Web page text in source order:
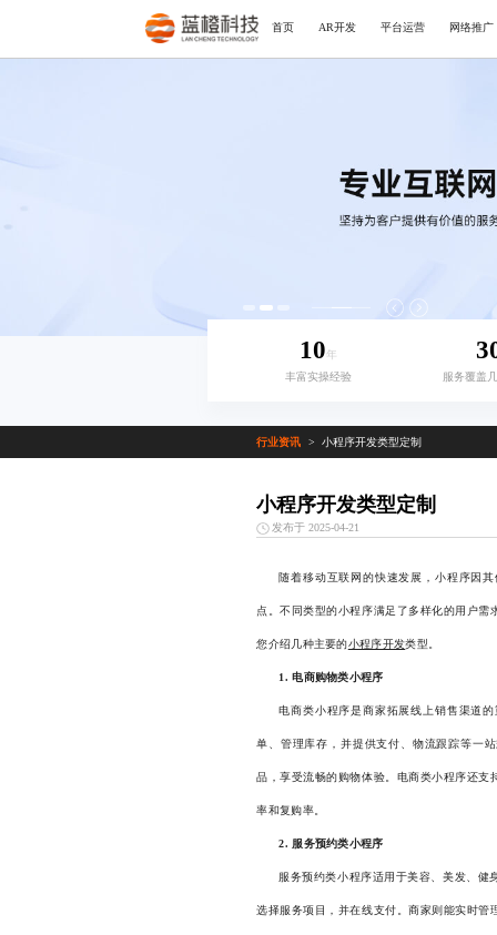
首页 AR开发 平台运营 网络推广
10年
丰富实操经验
服务覆盖
行业资讯 > 小程序开发类型定制
小程序开发类型定制
发布于 2025-04-21
随着移动互联网的快速发展，小程序因
点。不同类型的小程序满足了多样化的用户
您介绍几种主要的小程序开发类型。
1. 电商购物类小程序
电商类小程序是商家拓展线上销售渠道
单、管理库存，并提供支付、物流跟踪等一
品，享受流畅的购物体验。电商类小程序还
率和复购率。
2. 服务预约类小程序
服务预约类小程序适用于美容、美发、健
选择服务项目，并在线支付。商家则能实时